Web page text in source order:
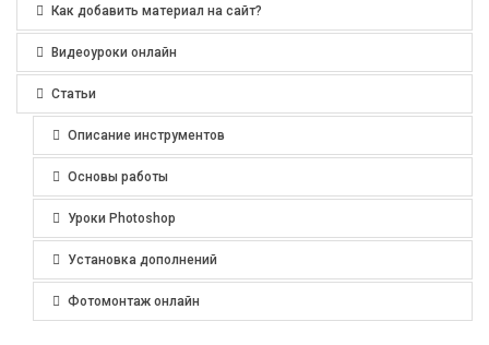
Как добавить материал на сайт?
Видеоуроки онлайн
Статьи
Описание инструментов
Основы работы
Уроки Photoshop
Установка дополнений
Фотомонтаж онлайн